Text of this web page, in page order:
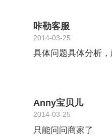
咔勒客服
2014-03-25
具体问题具体分析
Anny宝贝儿
2014-03-25
只能问问商家了